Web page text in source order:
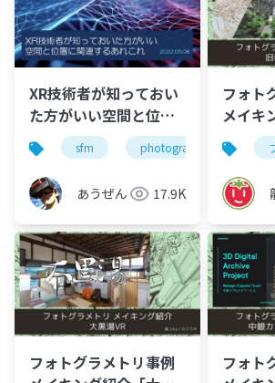
XR技術者が知っておい
た方がいい空間と位置
に関連するあれこれ
sfm photogrammetry
あうぜん 17.9K
フォト
メイキ
城市民
フォトグラメトリ事例
フォト